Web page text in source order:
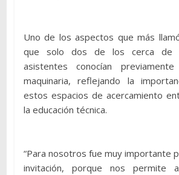
Uno de los aspectos que más
que solo dos de los cerca de
asistentes conocían
maquinaria, reflejando la
estos espacios de acercamiento
la educación técnica.
“Para nosotros fue muy importante
invitación, porque nos permite